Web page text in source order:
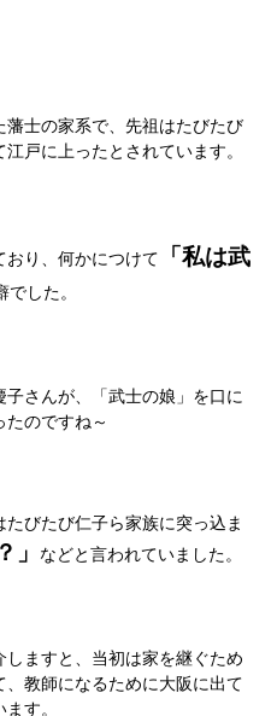
士の家系で、先祖はたびたび
戸に上ったとされています。
おり、何かにつけて
「私は武
でした。
さんが、「武士の娘」を口に
のですね～
びたび仁子ら家族に突っ込ま
」 などと言われていました。
ますと、当初は家を継ぐため
教師になるために大阪に出て
す。